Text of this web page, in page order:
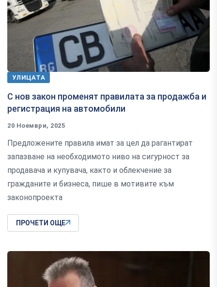
УЛИЦАТА
С нов закон променят правилата за продажба и
регистрация на автомобили
20 Ноември, 2025
Предложените правила имат за цел да рагантират
запазване на необходимото ниво на сигурност за
продавача и купувача, както и облекчение за
гражданите и бизнеса, пише в мотивите към
законопроекта
ПРОЧЕТИ ОЩЕ